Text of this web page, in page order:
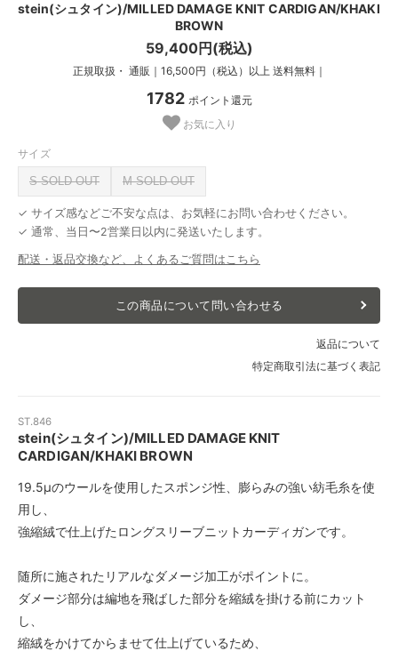
stein(シュタイン)/MILLED DAMAGE KNIT CARDIGAN/KHAKI
BROWN
59,400円(税込)
正規取扱・ 通販｜16,500円（税込）以上 送料無料｜
1782 ポイント還元
お気に入り
サイズ
S SOLD OUT M SOLD OUT
✓ サイズ感などご不安な点は、お気軽にお問い合わせください。
✓ 通常、当日〜2営業日以内に発送いたします。
配送・返品交換など、よくあるご質問はこちら
この商品について問い合わせる
返品について
特定商取引法に基づく表記
ST.846
stein(シュタイン)/MILLED DAMAGE KNIT
CARDIGAN/KHAKI BROWN
19.5μのウールを使用したスポンジ性、膨らみの強い紡毛糸を使
用し、
強縮絨で仕上げたロングスリーブニットカーディガンです。
随所に施されたリアルなダメージ加工がポイントに。
ダメージ部分は編地を飛ばした部分を縮絨を掛ける前にカット
し、
縮絨をかけてからませて仕上げているため、